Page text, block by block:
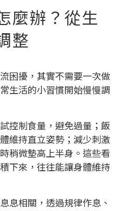
麼辦？從生
整
困擾，其實不需要一次做
生活的小習慣開始慢慢調
控制食量，避免過量；飯
維持直立姿勢；減少刺激
稍微墊高上半身。這些看
下來，往往能讓身體維持
息相關，透過規律作息、